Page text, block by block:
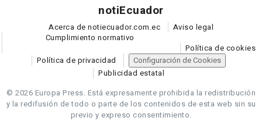
notiEcuador
Acerca de notiecuador.com.ec
Aviso legal
Cumplimiento normativo
Política de cookies
Política de privacidad
Configuración de Cookies
Publicidad estatal
© 2026 Europa Press. Está expresamente prohibida la redistribución
y la redifusión de todo o parte de los contenidos de esta web sin su
previo y expreso consentimiento.